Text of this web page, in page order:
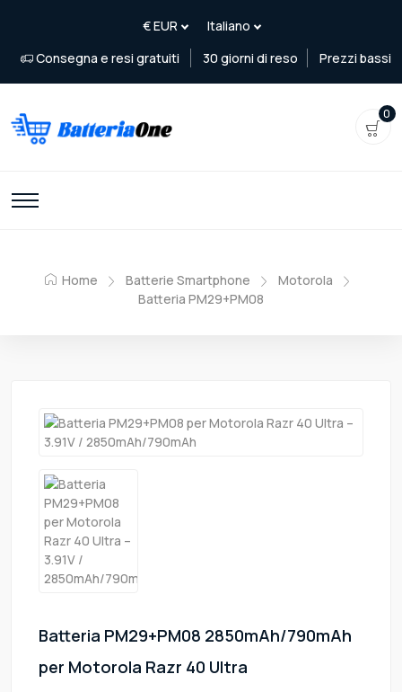
Consegna e resi gratuiti 30 giorni di reso Prezzi bassi
0
Home Batterie Smartphone
Motorola
Batteria PM29+PM08
Batteria PM29+PM08 2850mAh/790mAh
per Motorola Razr 40 Ultra